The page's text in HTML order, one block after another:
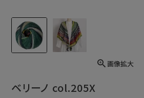
画像拡大
ベリーノ col.205X